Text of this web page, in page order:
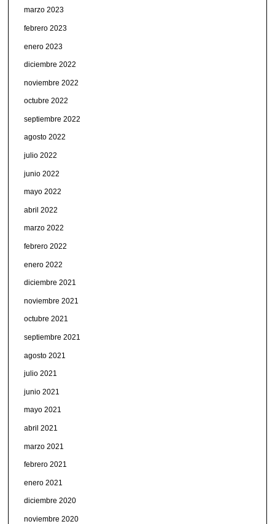
marzo 2023
febrero 2023
enero 2023
diciembre 2022
noviembre 2022
octubre 2022
septiembre 2022
agosto 2022
julio 2022
junio 2022
mayo 2022
abril 2022
marzo 2022
febrero 2022
enero 2022
diciembre 2021
noviembre 2021
octubre 2021
septiembre 2021
agosto 2021
julio 2021
junio 2021
mayo 2021
abril 2021
marzo 2021
febrero 2021
enero 2021
diciembre 2020
noviembre 2020